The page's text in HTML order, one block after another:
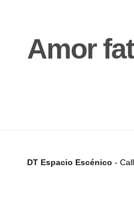
Amor
DT Espacio Escénico -